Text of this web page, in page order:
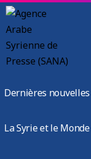
Dernières nouvelles
La Syrie et le Monde